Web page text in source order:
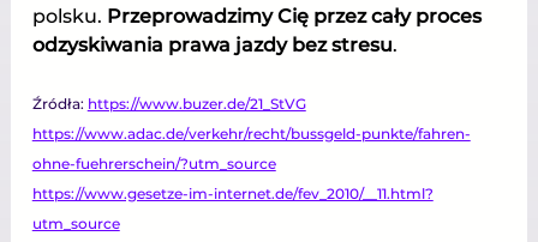
polsku. Przeprowadzimy Cię przez cały proces
odzyskiwania prawa jazdy bez stresu.
Źródła: https://www.buzer.de/21_StVG
https://www.adac.de/verkehr/recht/bussgeld-punkte/fahren-
ohne-fuehrerschein/?utm_source
https://www.gesetze-im-internet.de/fev_2010/__11.html?
utm_source